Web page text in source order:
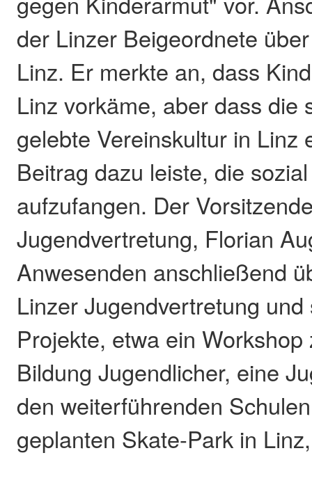
der Linzer Beigeordnete
Linz. Er merkte an, dass
Linz vorkäme, aber dass die
gelebte Vereinskultur in Linz
Beitrag dazu leiste, die
aufzufangen. Der
Jugendvertretung, Florian
Anwesenden anschließend
Linzer Jugendvertretung
Projekte, etwa ein
Bildung Jugendlicher, eine
den weiterführenden
geplanten Skate-Park in